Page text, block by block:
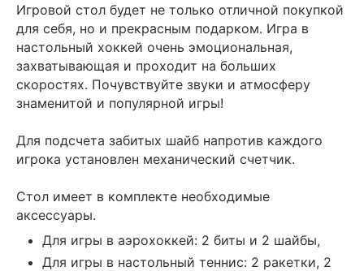
Игровой стол будет не только отличной покупкой
для себя, но и прекрасным подарком. Игра в
настольный хоккей очень эмоциональная,
захватывающая и проходит на больших
скоростях. Почувствуйте звуки и атмосферу
знаменитой и популярной игры!
Для подсчета забитых шайб напротив каждого
игрока установлен механический счетчик.
Стол имеет в комплекте необходимые
аксессуары.
Для игры в аэрохоккей: 2 биты и 2 шайбы,
Для игры в настольный теннис: 2 ракетки, 2